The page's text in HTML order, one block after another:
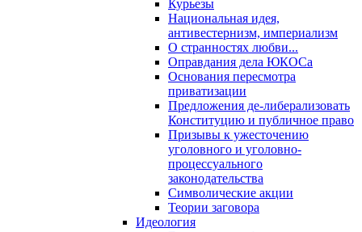
Курьезы
Национальная идея,
антивестернизм, империализм
О странностях любви...
Оправдания дела ЮКОСа
Основания пересмотра
приватизации
Предложения де-либерализовать
Конституцию и публичное право
Призывы к ужесточению
уголовного и уголовно-
процессуального
законодательства
Символические акции
Теории заговора
Идеология